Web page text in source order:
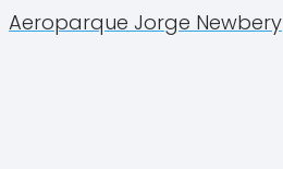
Aeroparque Jorge Newbery